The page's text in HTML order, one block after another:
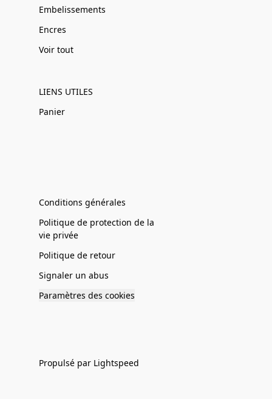
Embelissements
Encres
Voir tout
LIENS UTILES
Panier
Conditions générales
Politique de protection de la
vie privée
Politique de retour
Signaler un abus
Paramètres des cookies
Propulsé par Lightspeed